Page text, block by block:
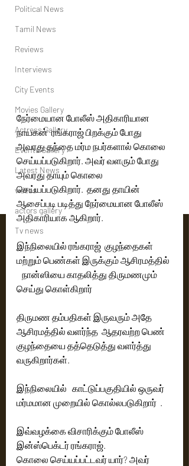
Political News
Tamil News
Reviews
Interviews
City Events
Movies Gallery
Actress Gallery
Events Gallery
Latest News
videos
actors gallery
Tv news
நேர்மையான போலீஸ் அதிகாரியான
நாயகன்  ரங்கராஜ் பிறக்கும் போது
அவரது தந்தை மர்ம நபர்களால் கொலை
செய்யப்படுகிறார். அவர் வளரும் போது
அவரது தாயும் கொலை
செய்யப்படுகிறார்.  தனது தாயின்
ஆசைப்படி படித்து நேர்மையான போலீஸ்
அதிகாரியாக ஆகிறார்.
இந்நிலையில் ரங்கராஜ்  குழந்தைகள்
மற்றும் பெண்கள் இருக்கும் ஆசிரமத்தில்
   நான்ஸியை காதலித்து திருமணமும்
செய்து கொள்கிறார்
திருமண தம்பதிகள் இருவரும் அதே
ஆசிரமத்தில் வளர்ந்த  ஆதரவற்ற பெண்
குழந்தையை தத்தெடுத்து வளர்த்து
வருகிறார்கள்.
இந்நிலையில்   காட்டுப்பகுதியில் ஒருவர்
மர்மமான முறையில் கொல்லபடுகிறார்  .
இவ்வழக்கை விசாரிக்கும் போலீஸ்
இன்ஸ்பெக்டர் ரங்கராஜ்.
கொலை செய்யப்பட்டவர் யார்? அவர்